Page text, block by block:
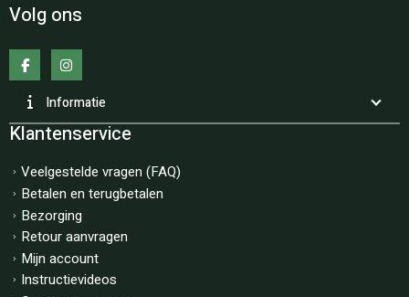
Volg ons
Informatie
Klantenservice
Veelgestelde vragen (FAQ)
Betalen en terugbetalen
Bezorging
Retour aanvragen
Mijn account
Instructievideos